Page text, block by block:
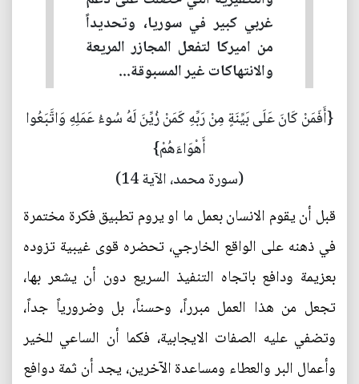
غربي كبير في سوريا، وتحديداً
من اميركا لتفعل المجازر المريعة
والانتهاكات غير المسبوقة...
{أَفَمَنْ كَانَ عَلَى بَيِّنَةٍ مِنْ رَبِّهِ كَمَنْ زُيِّنَ لَهُ سُوءُ عَمَلِهِ وَاتَّبَعُوا
أَهْوَاءَهُمْ}
(سورة محمد، الآية 14)
قبل أن يقوم الانسان بعمل ما او يروم تطبيق فكرة مختمرة
في ذهنه على الواقع الخارجي، تحضره قوى غيبية تزوده
بعزيمة ودافع باتجاه التنفيذ السريع دون أن يشعر بها،
تجعل من هذا العمل مبرراً، وحسناً، بل وضرورياً جداً،
وتضفي عليه الصفات الايجابية، فكما أن الساعي للخير
وأعمال البر والعطاء ومساعدة الآخرين، يجد أن ثمة دوافع